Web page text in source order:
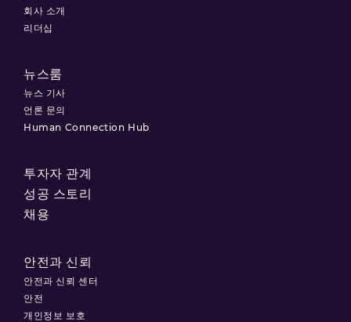
회사 소개
리더십
뉴스룸
뉴스 기사
언론 문의
Human Connection Hub
투자자 관계
성공 스토리
채용
안전과 신뢰
안전과 신뢰 센터
안전
개인정보 보호